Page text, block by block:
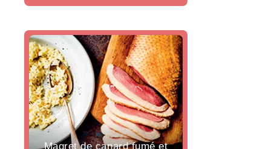
Magret de canard fumé et